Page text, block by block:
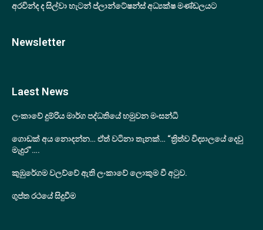
අරවින්ද ද සිල්වා හැටන් ප්ලාන්ටේෂන්ස් අධ්‍යක්ෂ මණ්ඩලයට
Newsletter
Laest News
ලංකාවේ දුම්රිය මාර්ග පද්ධතියේ හමුවන මංසන්ධි
ගොඩක් අය නොදන්න… ඒත් වටිනා තැනක්… “ත්‍රිත්ව විද්‍යාලයේ දෙවු
මැදුර”….
කුඹුරේගම වලව්වේ ඇති ලංකාවේ ලොකුම වී අටුව.
ගුප්ත රථයේ සිදුවීම